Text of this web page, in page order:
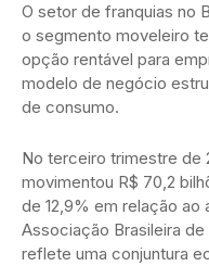
O setor de franquias no
o segmento moveleiro
opção rentável para
modelo de negócio
de consumo.
No terceiro trimestre de
movimentou R$ 70,2
de 12,9% em relação ao
Associação Brasileira
reflete uma conjuntura